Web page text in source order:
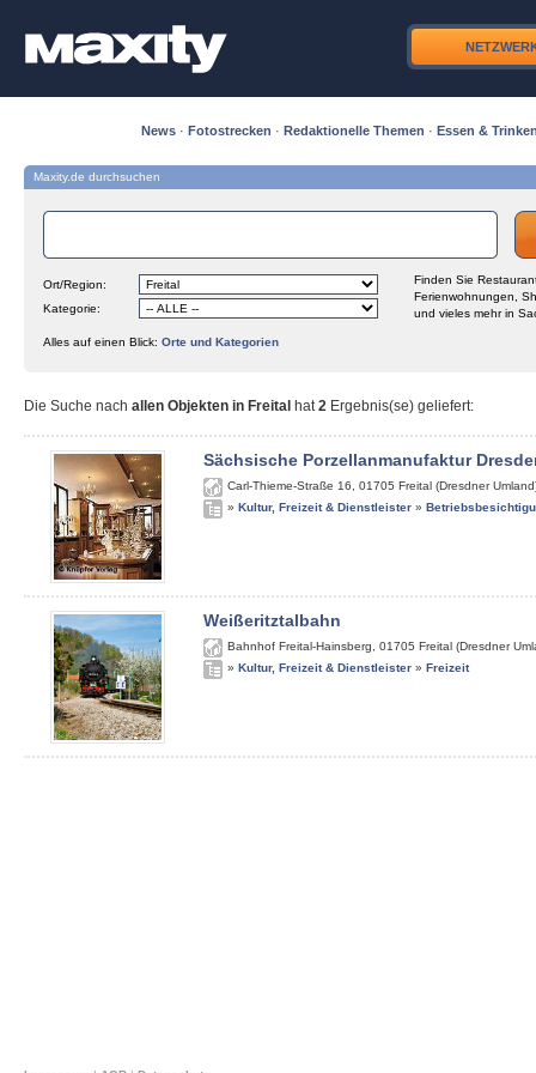
News · Fotostrecken · Redaktionelle Themen · Essen &
Maxity.de durchsuchen
Ort/Region:
Kategorie:
Finden Sie
Ferienwohnungen,
und vieles mehr in
Alles auf einen Blick: Orte und Kategorien
Die Suche nach allen Objekten in Freital hat2 Ergebnis(se) geliefert:
Sächsische Porzellanmanufaktur
Carl-Thieme-Straße 16 01705 Freital (Dresdner
» Kultur, Freizeit & Dienstleister »
Weißeritztalbahn
Bahnhof Freital-Hainsberg 01705 Freital (Dresdner
» Kultur, Freizeit & Dienstleister » Freizeit